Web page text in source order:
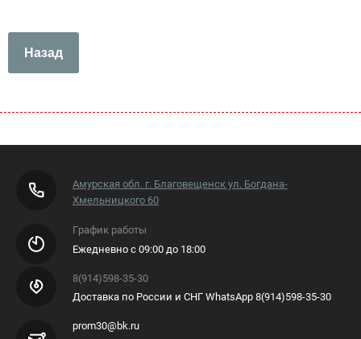
Назад
Амурская обл. г. Благовещенск ул. Богдана-
Хмельницкого 60
График работы
Ежедневно с 09:00 до 18:00
8(914)598-35-30
Доставка по России и СНГ WhatsApp 8(914)598-35-30
prom30@bk.ru